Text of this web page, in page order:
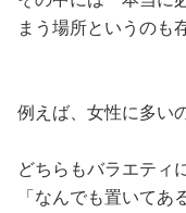
まう場所というのも
例えば、女性に多い
どちらもバラエティ
「なんでも置いてあ